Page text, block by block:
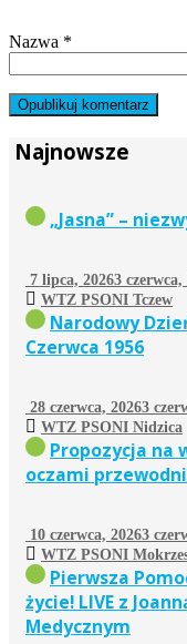
Nazwa *
Najnowsze
„Jasna” –
7 lipca, 20263 czerwca,
WTZ PSONI Tczew
Narodowy
Czerwca 1956
28 czerwca, 20263
WTZ PSONI Nidzica
Propozycja na
oczami
10 czerwca, 20263
WTZ PSONI
Pierwsza
życie! LIVE z
Medycznym